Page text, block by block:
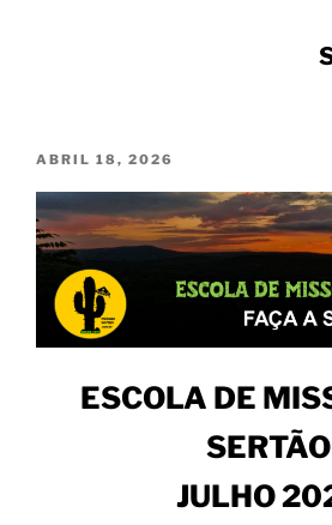
ABRIL 18, 2026
ESCOLA DE
SERTÃO
JULHO